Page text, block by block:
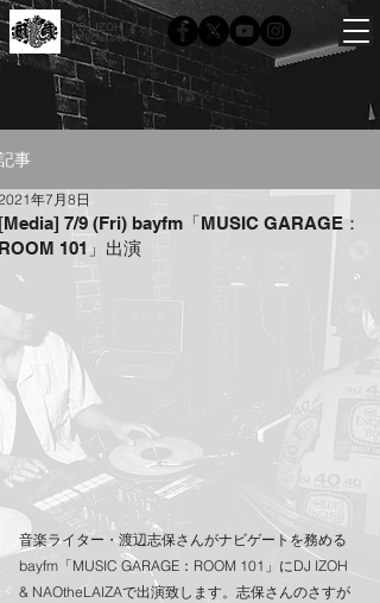
DJ IZOH
Official site
事
7/9 (Fri) bayfm「MUSIC GARAGE：
101」出演
年7月8日
音楽ライター・渡辺志保さんがナビゲートを務める
bayfm「MUSIC GARAGE：ROOM 101」にDJ IZOH
& NAOtheLAIZAで出演致します。志保さんのさすが